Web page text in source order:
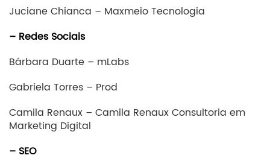
Juciane Chianca – Maxmeio Tecnologia
– Redes Sociais
Bárbara Duarte – mLabs
Gabriela Torres – Prod
Camila Renaux – Camila Renaux Consultoria em
Marketing Digital
– SEO